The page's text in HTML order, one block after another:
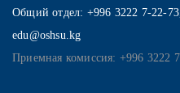
Общий отдел: +996 3222 7-22-
edu@oshsu.kg
Приемная комиссия: +996 3222